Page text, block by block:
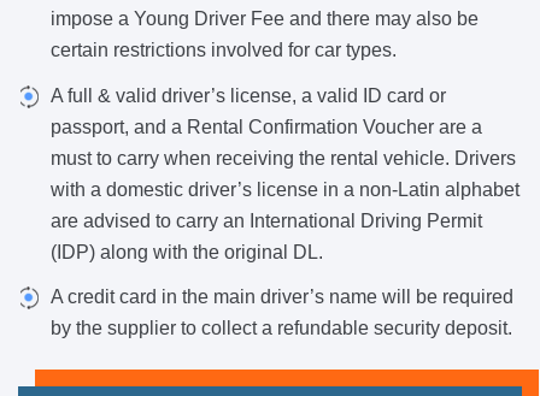
impose a Young Driver Fee and there may also be
certain restrictions involved for car types.
A full & valid driver’s license, a valid ID card or
passport, and a Rental Confirmation Voucher are a
must to carry when receiving the rental vehicle. Drivers
with a domestic driver’s license in a non-Latin alphabet
are advised to carry an International Driving Permit
(IDP) along with the original DL.
A credit card in the main driver’s name will be required
by the supplier to collect a refundable security deposit.